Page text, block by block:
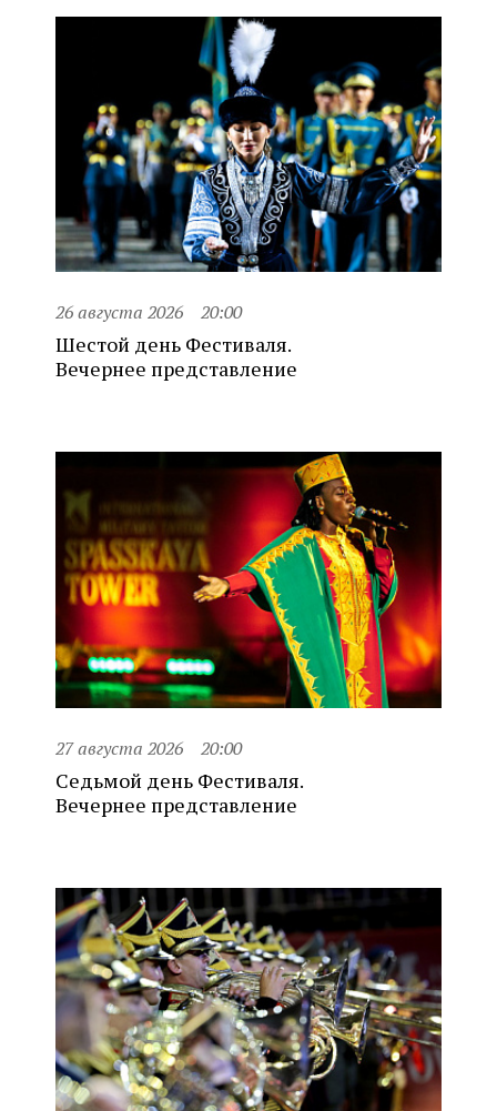
26 августа 2026 20:00
Шестой день Фестиваля.
Вечернее представление
27 августа 2026 20:00
Седьмой день Фестиваля.
Вечернее представление